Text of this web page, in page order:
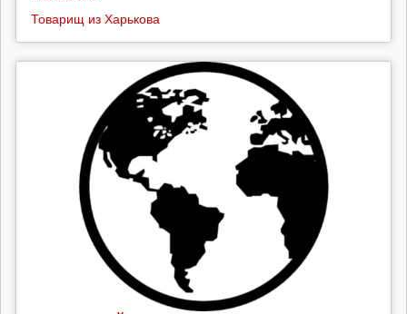
Товарищ из Харькова